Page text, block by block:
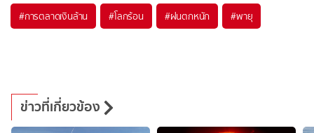
#การตลาดเงินล้าน #โลกร้อน #ฝนตกหนัก #พายุ
ข่าวที่เกี่ยวข้อง